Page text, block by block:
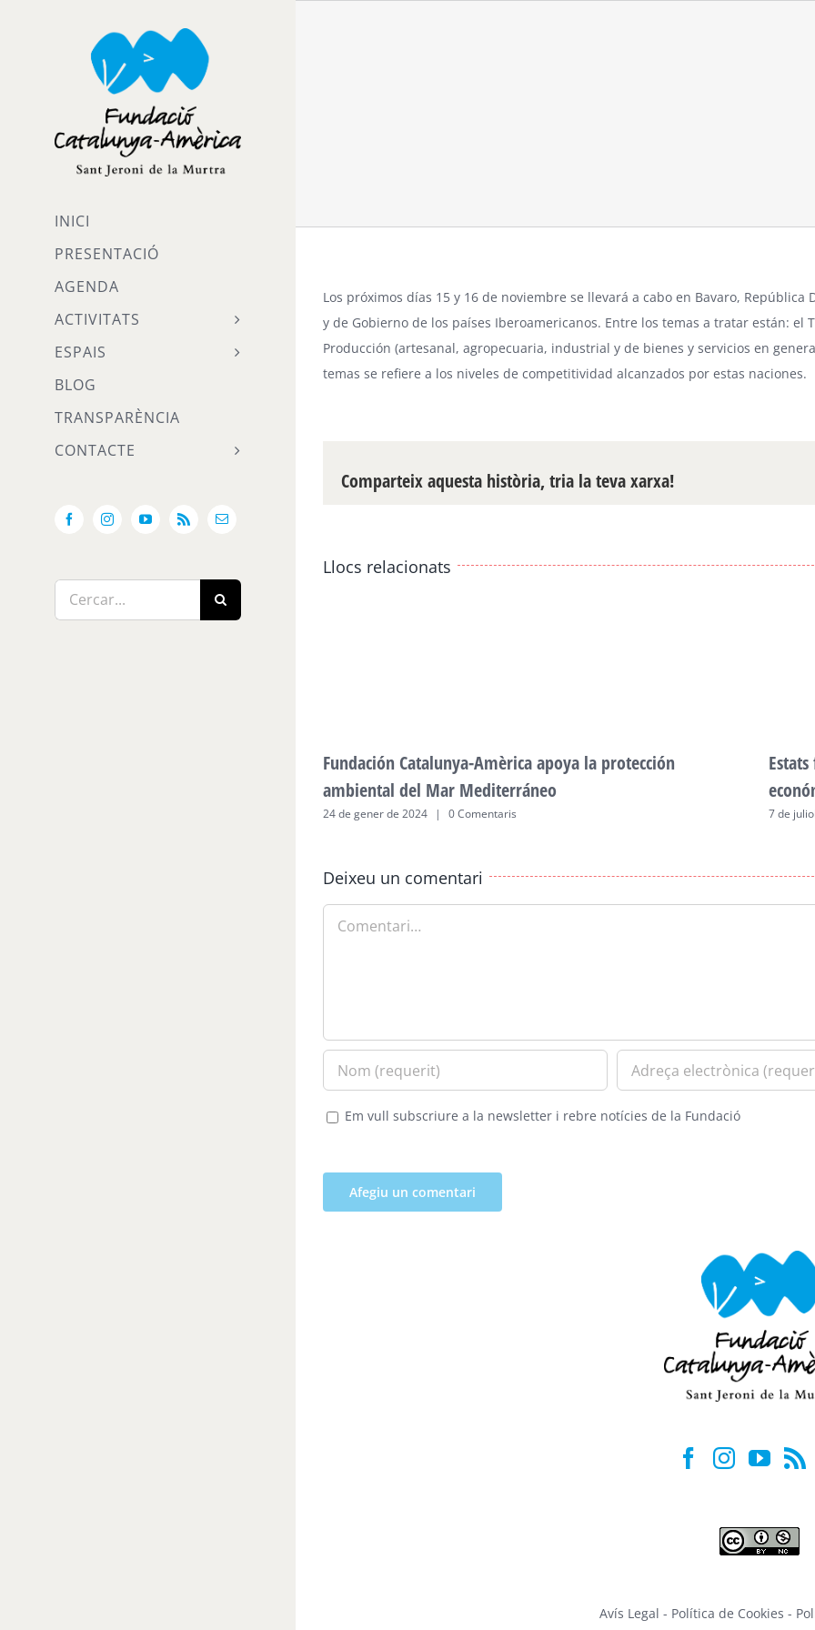
INICI
PRESENTACIÓ
AGENDA
ACTIVITATS
ESPAIS
BLOG
TRANSPARÈNCIA
CONTACTE
FacebookInstagramYouTube
Rss Email:
Cerca
…
Los próximos días 15 y 16 de noviembre se llevará a cabo en Bavaro, República
y de Gobierno de los países Iberoamericanos. Entre los temas a tratar están:
Producción (artesanal, agropecuaria, industrial y de bienes y servicios en
temas se refiere a los niveles de competitividad alcanzados por estas naciones.
Comparteix aquesta història, tria la teva xarxa!
Llocs relacionats
Fundación Catalunya-Amèrica apoya la protección
ambiental del Mar Mediterráneo
24 de gener de 2024 | 0 Comentaris 7 de
Deixeu un comentari
Em vull subscriure a la newsletter i rebre notícies de la Fundació
Avís Legal - Política de Cookies -